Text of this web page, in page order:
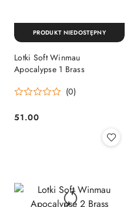
Lotki Soft Winmau
Apocalypse 1 Brass
(0)
Cena:
51.00
PRODUKT NIEDOSTĘPNY